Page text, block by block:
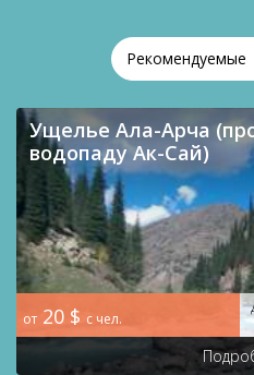
Рекомендуемые
Ущелье Ала-Арча
водопаду Ак-Сай)
от 20 $ с чел.